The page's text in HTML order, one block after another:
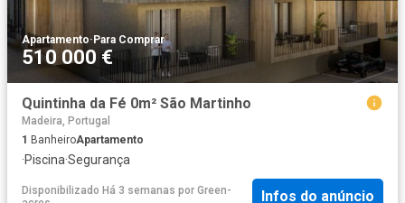
Apartamento· Para Comprar
510 000 €
Quintinha da Fé 0m² São Martinho
Madeira, Portugal
1 BanheiroApartamento
·Piscina·Segurança
Disponibilizado Há 3 semanas por Green-
Infos do anúncio